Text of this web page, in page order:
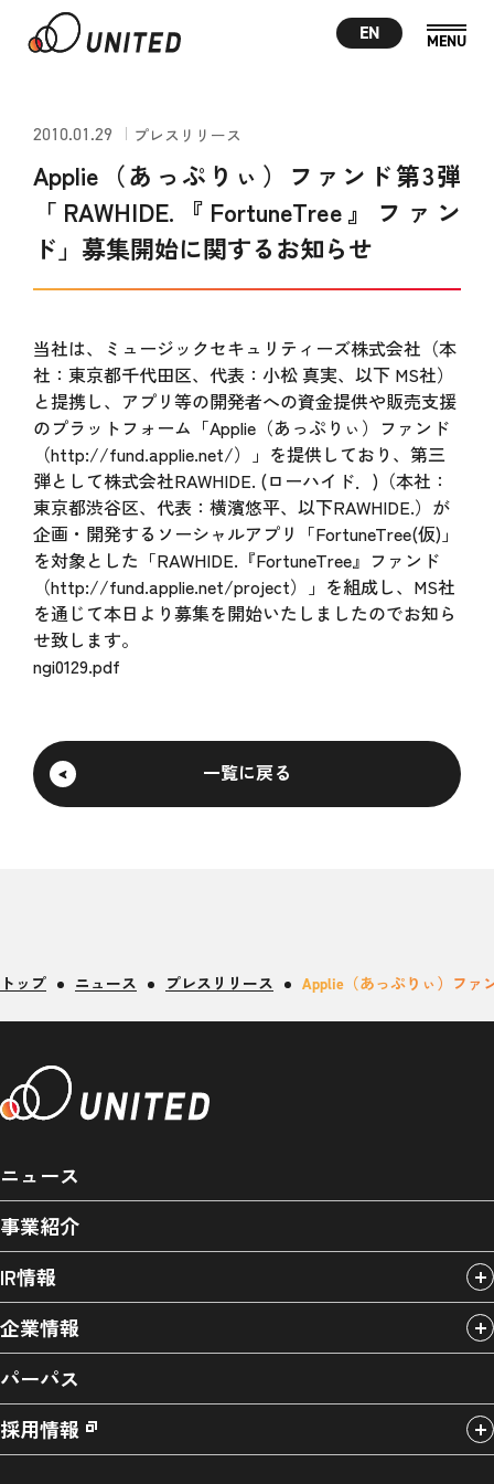
EN
2010.01.29 プレスリリース
Applie（あっぷりぃ）ファンド第3弾
「RAWHIDE.『FortuneTree』ファン
ド」募集開始に関するお知らせ
当社は、ミュージックセキュリティーズ株式会社（本
社：東京都千代田区、代表：小松 真実、以下 MS社）
と提携し、アプリ等の開発者への資金提供や販売支援
のプラットフォーム「Applie（あっぷりぃ）ファンド
（http://fund.applie.net/）」を提供しており、第三
弾として株式会社RAWHIDE. (ローハイド．)（本社：
東京都渋谷区、代表：横濱悠平、以下RAWHIDE.）が
企画・開発するソーシャルアプリ「FortuneTree(仮)」
を対象とした「RAWHIDE.『FortuneTree』ファンド
（http://fund.applie.net/project）」を組成し、MS社
を通じて本日より募集を開始いたしましたのでお知ら
せ致します。
ngi0129.pdf
一覧に戻る
トップ ニュース プレスリリース Applie（あっぷりぃ）ファ
ニュース
事業紹介
IR情報
企業情報
パーパス
採用情報